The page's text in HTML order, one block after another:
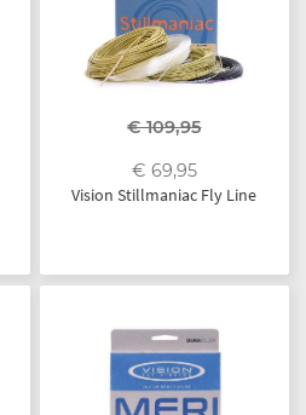
€ 109,95
€ 69,95
Vision Stillmaniac Fly Line